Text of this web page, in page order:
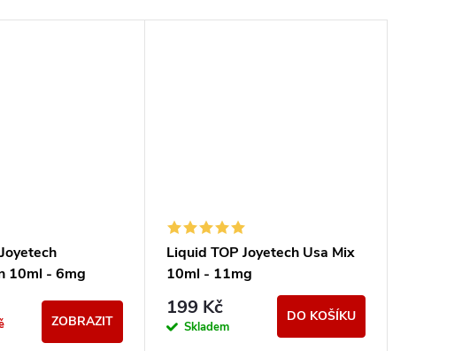
10ml - 6mg
ZOBRAZIT
Liquid TOP Joyetech Usa Mix
10ml - 11mg
199 Kč
Skladem
DO KOŠÍKU